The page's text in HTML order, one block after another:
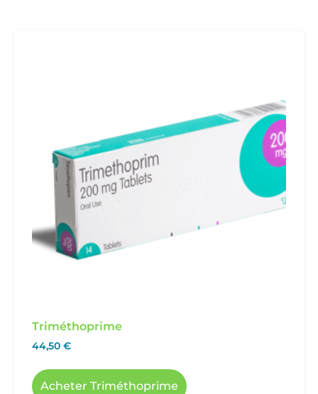
Triméthoprime
44,50 €
Acheter Triméthoprime